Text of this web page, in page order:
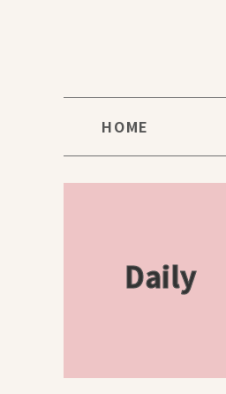
HOME
Daily